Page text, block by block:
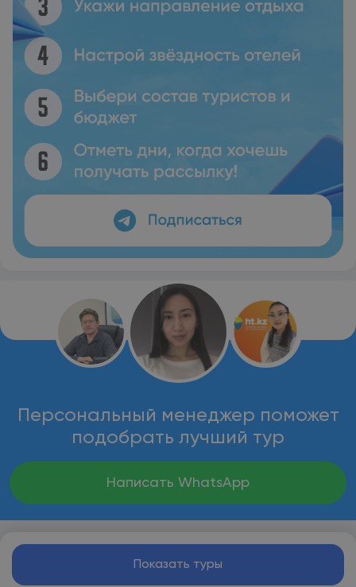
Персональный менеджер поможет
подобрать лучший тур
Написать WhatsApp
Показать туры